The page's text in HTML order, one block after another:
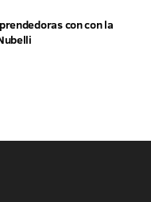
con con la